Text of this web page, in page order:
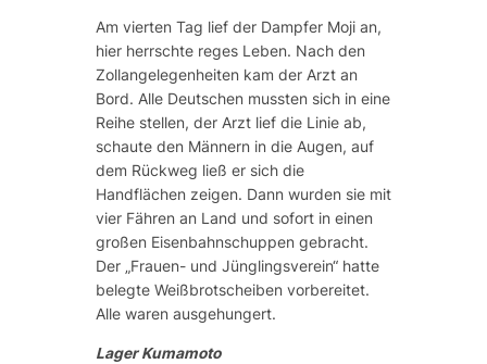
Am vierten Tag lief der Dampfer Moji an,
hier herrschte reges Leben. Nach den
Zollangelegenheiten kam der Arzt an
Bord. Alle Deutschen mussten sich in eine
Reihe stellen, der Arzt lief die Linie ab,
schaute den Männern in die Augen, auf
dem Rückweg ließ er sich die
Handflächen zeigen. Dann wurden sie mit
vier Fähren an Land und sofort in einen
großen Eisenbahnschuppen gebracht.
Der „Frauen- und Jünglingsverein“ hatte
belegte Weißbrotscheiben vorbereitet.
Alle waren ausgehungert.
Lager Kumamoto